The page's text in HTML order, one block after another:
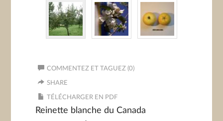
COMMENTEZ ET TAGUEZ (0)
SHARE
TÉLÉCHARGER EN PDF
Reinette blanche du Canada